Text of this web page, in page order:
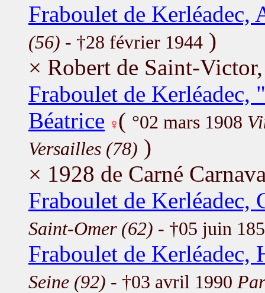
Fraboulet de Kerléadec,
(56) - †28 février 1944 )
× Robert de Saint-Victor,
Fraboulet de
Béatrice ( °02 mars 1908
Versailles (78) )
× 1928 de Carné
Fraboulet de Kerléadec,
Saint-Omer (62) - †05 juin
Fraboulet de Kerléadec,
Seine (92) - †03 avril 1990